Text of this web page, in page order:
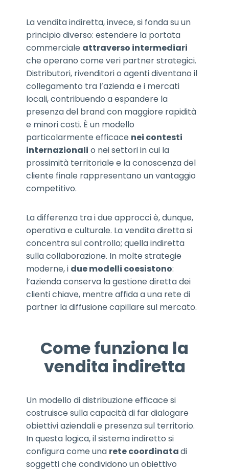
La vendita indiretta, invece, si fonda su un
principio diverso: estendere la portata
commerciale attraverso intermediari
che operano come veri partner strategici.
Distributori, rivenditori o agenti diventano il
collegamento tra l’azienda e i mercati
locali, contribuendo a espandere la
presenza del brand con maggiore rapidità
e minori costi. È un modello
particolarmente efficace nei contesti
internazionali o nei settori in cui la
prossimità territoriale e la conoscenza del
cliente finale rappresentano un vantaggio
competitivo.
La differenza tra i due approcci è, dunque,
operativa e culturale. La vendita diretta si
concentra sul controllo; quella indiretta
sulla collaborazione. In molte strategie
moderne, i due modelli coesistono:
l’azienda conserva la gestione diretta dei
clienti chiave, mentre affida a una rete di
partner la diffusione capillare sul mercato.
Come funziona la
vendita indiretta
Un modello di distribuzione efficace si
costruisce sulla capacità di far dialogare
obiettivi aziendali e presenza sul territorio.
In questa logica, il sistema indiretto si
configura come una rete coordinatadi
soggetti che condividono un obiettivo